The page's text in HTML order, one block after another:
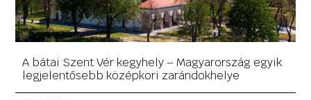
A bátai Szent Vér kegyhely – Magyarország egyik
legjelentősebb középkori zarándokhelye